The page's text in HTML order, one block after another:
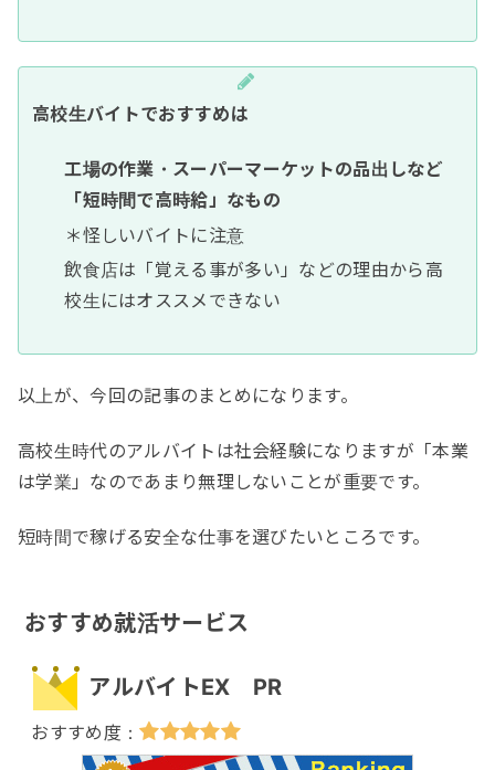
高校生バイトでおすすめは
工場の作業・スーパーマーケットの品出しなど
「短時間で高時給」なもの
＊怪しいバイトに注意
飲食店は「覚える事が多い」などの理由から高
校生にはオススメできない
以上が、今回の記事のまとめになります。
高校生時代のアルバイトは社会経験になりますが「本業
は学業」なのであまり無理しないことが重要です。
短時間で稼げる安全な仕事を選びたいところです。
おすすめ就活サービス
アルバイトEX PR